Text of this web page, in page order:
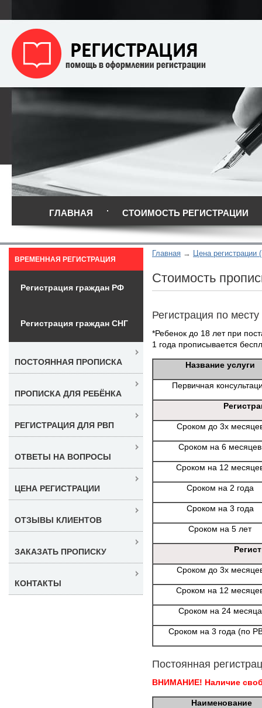
ГЛАВНАЯ СТОИМОСТЬ РЕГИСТРАЦИИ
Главная Цена регистрации
Стоимость
Регистрация по
*Ребенок до 18 лет при
1 года прописывается
Название услуги
Первичная
Сроком до 3х
Сроком на 6 месяцев
Сроком на 12
Сроком на 2 года
Сроком на 3 года
Сроком на 5 лет
Сроком до 3х
Сроком на 12
Сроком на 24 месяца
Сроком на 3 года (по
Постоянная
ВНИМАНИЕ! Наличие
Наименование
ВРЕМЕННАЯ РЕГИСТРАЦИЯ
Регистрация граждан РФ
Регистрация граждан СНГ
ПОСТОЯННАЯ ПРОПИСКА
ПРОПИСКА ДЛЯ РЕБЁНКА
РЕГИСТРАЦИЯ ДЛЯ РВП
ОТВЕТЫ НА ВОПРОСЫ
ЦЕНА РЕГИСТРАЦИИ
ОТЗЫВЫ КЛИЕНТОВ
ЗАКАЗАТЬ ПРОПИСКУ
КОНТАКТЫ